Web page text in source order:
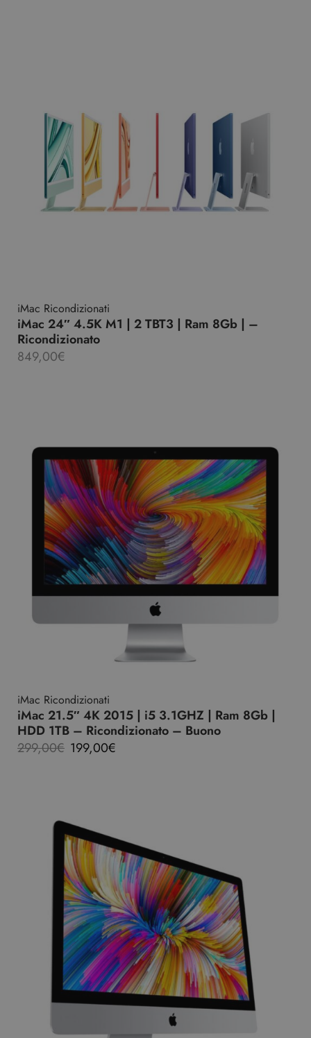
iMac Ricondizionati
iMac 24″ 4.5K M1 | 2 TBT3 | Ram 8Gb | –
Ricondizionato
849,00€
iMac Ricondizionati
iMac 21.5″ 4K 2015 | i5 3.1GHZ | Ram 8Gb |
HDD 1TB – Ricondizionato – Buono
299,00€ 199,00€